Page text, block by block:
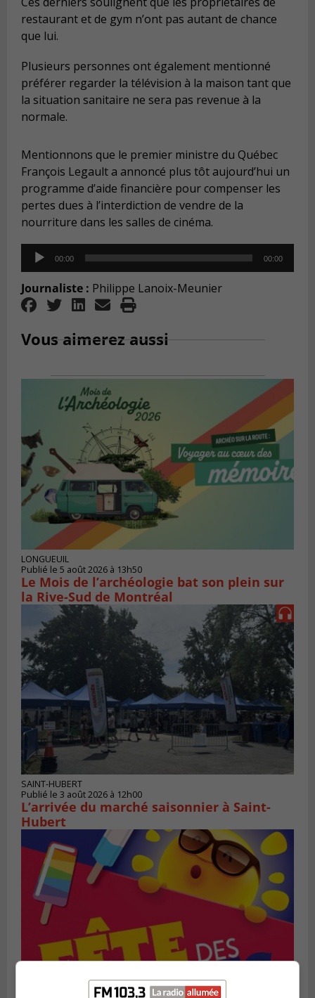
restaurant et de gym n’ont pas autant de chance
que lui.
Plusieurs personnes ont également mentionné
préférer regarder la télévision à la maison tant que
la situation sanitaire ne sera pas revenue à la
normale.
Mentionnons que le premier ministre du Québec
François Legault a annoncé plus tôt aujourd’hui un
programme d’aide financière pour compenser les
pertes dues à l’interdiction de vendre de la
nourriture dans les salles de cinéma.
Audio
Player
00:00 00:00
Journaliste : Philippe Lanoix-Meunier
Vous aimerez aussi
LONGUEUIL
Publié le 5 août 2026 à 13h50
Le Mois de l’archéologie bat son plein sur
la Rive-Sud de Montréal
SAINT-HUBERT
Publié le 3 août 2026 à 12h00
L’arrivée du marché saisonnier à Saint-
Hubert